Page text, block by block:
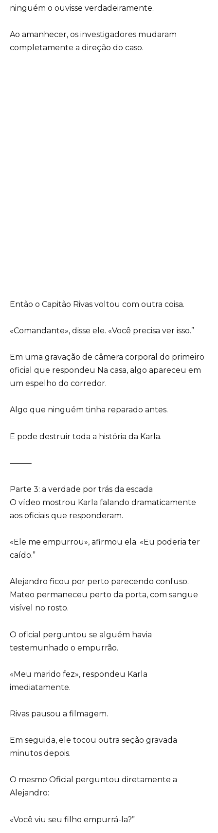
ninguém o ouvisse verdadeiramente.
Ao amanhecer, os investigadores mudaram
completamente a direção do caso.
Então o Capitão Rivas voltou com outra coisa.
«Comandante», disse ele. «Você precisa ver isso.”
Em uma gravação de câmera corporal do primeiro
oficial que respondeu Na casa, algo apareceu em
um espelho do corredor.
Algo que ninguém tinha reparado antes.
E pode destruir toda a história da Karla.
⸻
Parte 3: a verdade por trás da escada
O vídeo mostrou Karla falando dramaticamente
aos oficiais que responderam.
«Ele me empurrou», afirmou ela. «Eu poderia ter
caído.”
Alejandro ficou por perto parecendo confuso.
Mateo permaneceu perto da porta, com sangue
visível no rosto.
O oficial perguntou se alguém havia
testemunhado o empurrão.
«Meu marido fez», respondeu Karla
imediatamente.
Rivas pausou a filmagem.
Em seguida, ele tocou outra seção gravada
minutos depois.
O mesmo Oficial perguntou diretamente a
Alejandro:
«Você viu seu filho empurrá-la?”